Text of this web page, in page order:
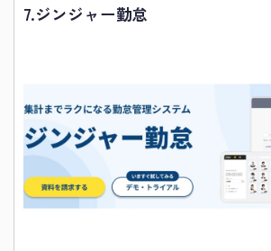
7.ジンジャー勤怠